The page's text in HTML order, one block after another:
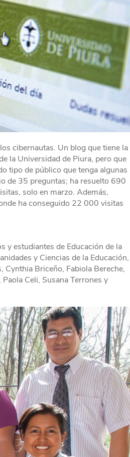
cibernautas. Un blog que tiene la
la Universidad de Piura, pero que
tipo de público que tenga algunas
de 35 preguntas; ha resuelto 690
solo en marzo. Además,
ha conseguido 22 000 visitas
y estudiantes de Educación de la
y Ciencias de la Educación,
Cynthia Briceño, Fabiola Bereche,
Celi, Susana Terrones y